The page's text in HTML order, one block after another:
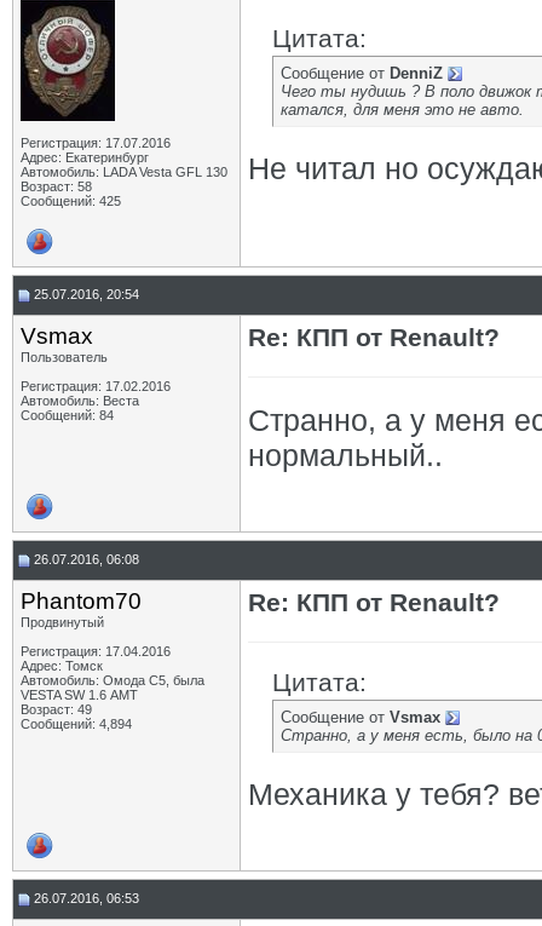
Регистрация: 17.07.2016
Адрес: Екатеринбург
Автомобиль: LADA Vesta GFL 130
Возраст: 58
Сообщений: 425
Цитата:
Сообщение от DenniZ
Чего ты нудишь ? В поло движок
катался, для меня это не авто.
Не читал но
25.07.2016, 20:54
Vsmax
Пользователь
Регистрация: 17.02.2016
Автомобиль: Веста
Сообщений: 84
Re: КПП от Renault?
Странно, а у меня
нормальный..
26.07.2016, 06:08
Phantom70
Продвинутый
Регистрация: 17.04.2016
Адрес: Томск
Автомобиль: Омода С5, была
VESTA SW 1.6 АМТ
Возраст: 49
Сообщений: 4,894
Re: КПП от Renault?
Цитата:
Сообщение от Vsmax
Странно, а у меня есть, было на
Механика у тебя?
26.07.2016, 06:53